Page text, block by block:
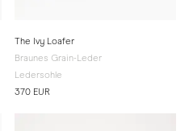
The Ivy Loafer
Braunes Grain-Leder
Ledersohle
370 EUR